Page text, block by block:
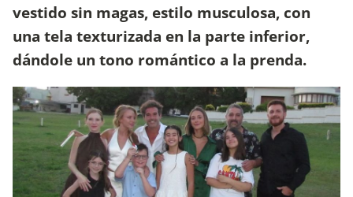
vestido sin magas, estilo musculosa, con
una tela texturizada en la parte inferior,
dándole un tono romántico a la prenda.